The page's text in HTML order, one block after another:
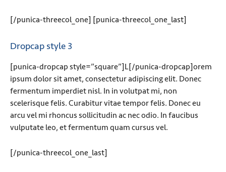
[/punica-threecol_one] [punica-threecol_one_last]
Dropcap style 3
[punica-dropcap style=”square”]L[/punica-dropcap]orem
ipsum dolor sit amet, consectetur adipiscing elit. Donec
fermentum imperdiet nisl. In in volutpat mi, non
scelerisque felis. Curabitur vitae tempor felis. Donec eu
arcu vel mi rhoncus sollicitudin ac nec odio. In faucibus
vulputate leo, et fermentum quam cursus vel.
[/punica-threecol_one_last]